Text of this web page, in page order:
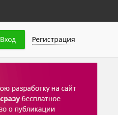
Вход Регистрация